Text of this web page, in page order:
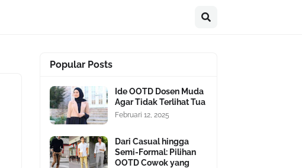
Popular Posts
Ide OOTD Dosen Muda
Agar Tidak Terlihat Tua
Februari 12, 2025
Dari Casual hingga
Semi-Formal: Pilihan
OOTD Cowok yang